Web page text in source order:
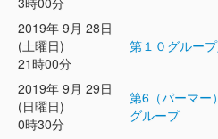
2019年 9月 28日
(土曜日)
21時00分
第１０グルー
2019年 9月 29日
(日曜日)
0時30分
第6（パーマー
グループ